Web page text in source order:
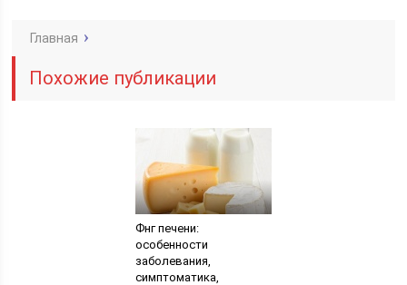
Главная
Похожие публикации
Фнг печени:
особенности
заболевания,
симптоматика,